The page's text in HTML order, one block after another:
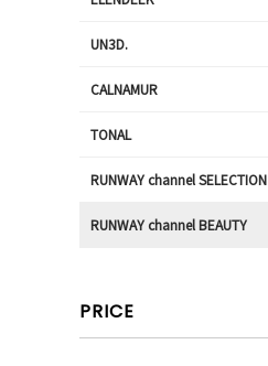
UN3D.
CALNAMUR
TONAL
RUNWAY channel SELECTION
RUNWAY channel BEAUTY
PRICE